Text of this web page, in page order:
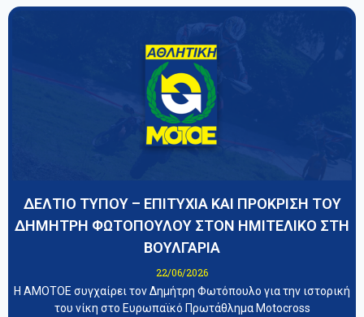
ΔΕΛΤΙΟ ΤΥΠΟΥ – ΕΠΙΤΥΧΙΑ ΚΑΙ ΠΡΟΚΡΙΣΗ ΤΟΥ
ΔΗΜΗΤΡΗ ΦΩΤΟΠΟΥΛΟΥ ΣΤΟΝ ΗΜΙΤΕΛΙΚΟ ΣΤΗ
ΒΟΥΛΓΑΡΙΑ
22/06/2026
Η ΑΜΟΤΟΕ συγχαίρει τον Δημήτρη Φωτόπουλο για την ιστορική
του νίκη στο Ευρωπαϊκό Πρωτάθλημα Motocross